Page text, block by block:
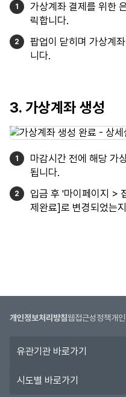
가상계좌 결제를 위한
릭합니다.
팝업이 닫히며 가상계
니다.
3. 가상계좌 생성
마감시간 전에 해당 가
됩니다.
입금 후 '마이페이지 >
제완료]로 변경되었는
개인정보처리방침웹접근성정책개
관
도